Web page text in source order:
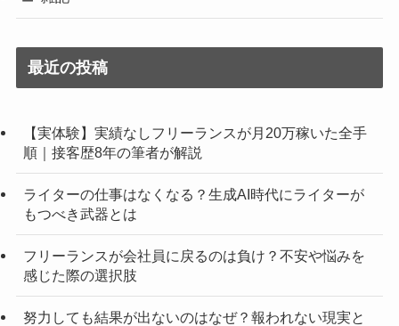
最近の投稿
【実体験】実績なしフリーランスが月20万稼いた全手
順｜接客歴8年の筆者が解説
ライターの仕事はなくなる？生成AI時代にライターが
もつべき武器とは
フリーランスが会社員に戻るのは負け？不安や悩みを
感じた際の選択肢
努力しても結果が出ないのはなぜ？報われない現実と